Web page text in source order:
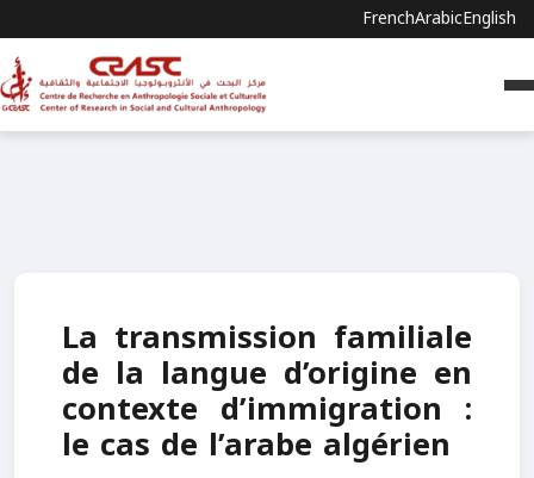
FrenchArabicEnglish
La transmission familiale
de la langue d’origine en
contexte d’immigration :
le cas de l’arabe algérien